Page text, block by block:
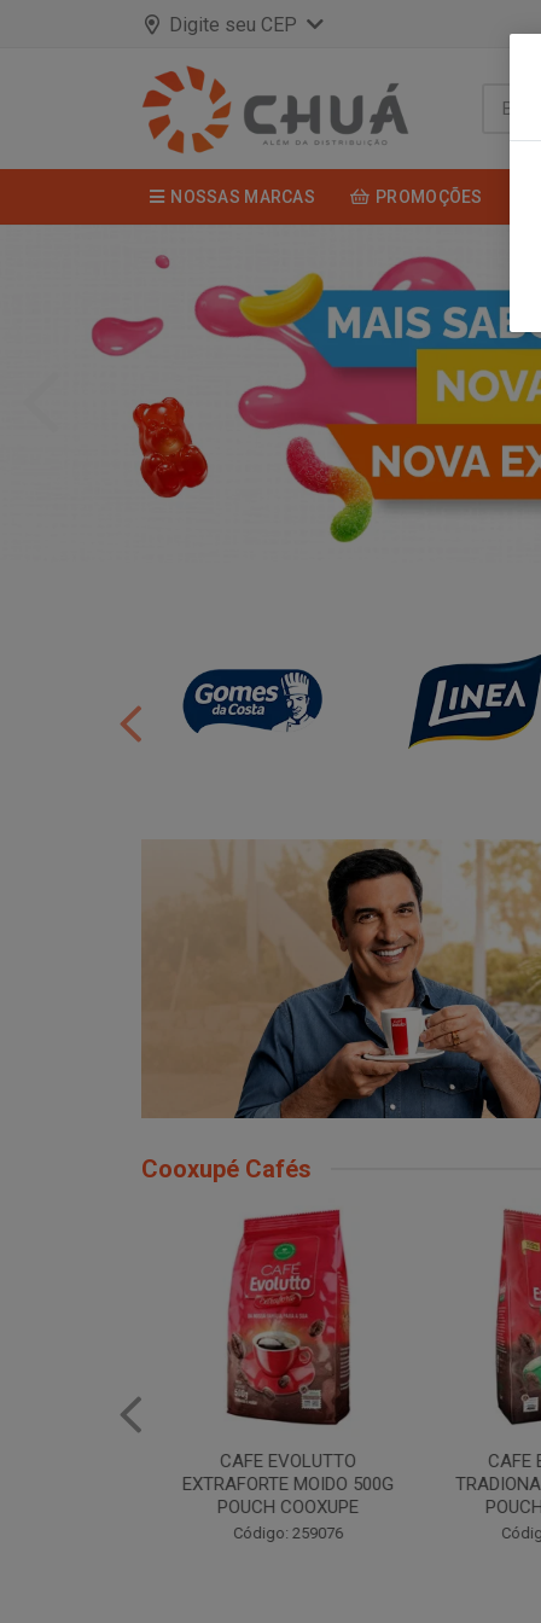
Digite seu CEP
NOSSAS MARCAS PROMOÇÕES
Cooxupé Cafés
CAFE EVOLUTTO
EXTRAFORTE MOIDO 500G
POUCH COOXUPE
Código: 259076
CAFE